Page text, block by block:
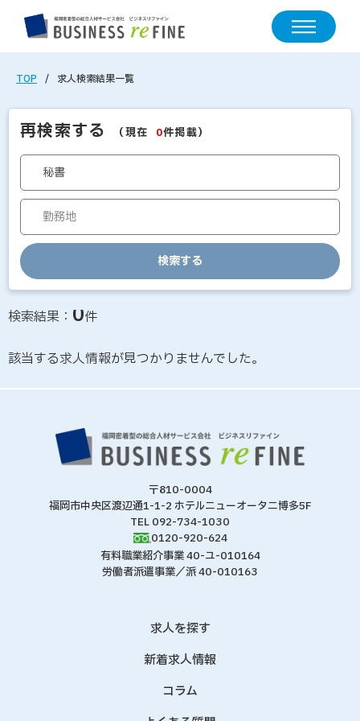
TOP 求人検索結果一覧
再検索する （現在 0件掲載）
検索する
求人情報の検索結果一覧
検索結果： 0件
該当する求人情報が見つかりませんでした。
〒810-0004
福岡市中央区渡辺通1-1-2 ホテルニューオータニ博多5F
TEL 092-734-1030
0120-920-624
有料職業紹介事業 40-ユ-010164
労働者派遣事業／派 40-010163
求人を探す
新着求人情報
コラム